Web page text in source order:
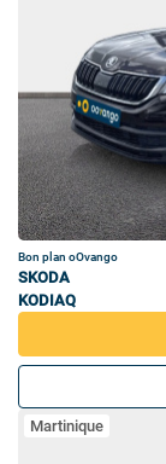
Bon plan oOvango
SKODA
KODIAQ
Martinique